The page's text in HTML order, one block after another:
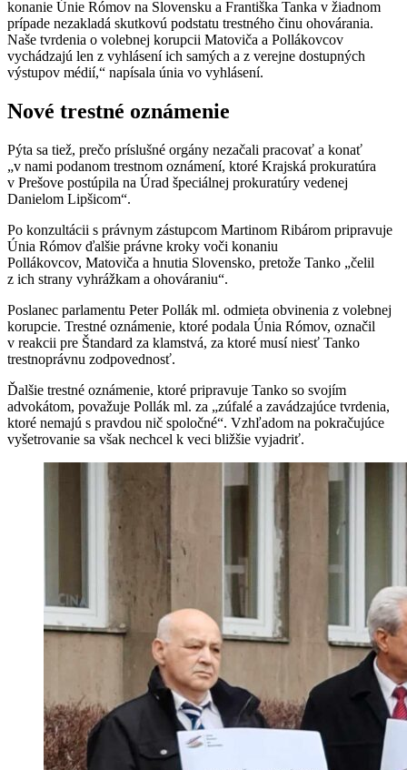
konanie Únie Rómov na Slovensku a Františka Tanka v žiadnom
prípade nezakladá skutkovú podstatu trestného činu ohovárania.
Naše tvrdenia o volebnej korupcii Matoviča a Pollákovcov
vychádzajú len z vyhlásení ich samých a z verejne dostupných
výstupov médií,“ napísala únia vo vyhlásení.
Nové trestné oznámenie
Pýta sa tiež, prečo príslušné orgány nezačali pracovať a konať
„v nami podanom trestnom oznámení, ktoré Krajská prokuratúra
v Prešove postúpila na Úrad špeciálnej prokuratúry vedenej
Danielom Lipšicom“.
Po konzultácii s právnym zástupcom Martinom Ribárom pripravuje
Únia Rómov ďalšie právne kroky voči konaniu
Pollákovcov, Matoviča a hnutia Slovensko, pretože Tanko „čelil
z ich strany vyhrážkam a ohováraniu“.
Poslanec parlamentu Peter Pollák ml. odmieta obvinenia z volebnej
korupcie. Trestné oznámenie, ktoré podala Únia Rómov, označil
v reakcii pre Štandard za klamstvá, za ktoré musí niesť Tanko
trestnoprávnu zodpovednosť.
Ďalšie trestné oznámenie, ktoré pripravuje Tanko so svojím
advokátom, považuje Pollák ml. za „zúfalé a zavádzajúce tvrdenia,
ktoré nemajú s pravdou nič spoločné“. Vzhľadom na pokračujúce
vyšetrovanie sa však nechcel k veci bližšie vyjadriť.